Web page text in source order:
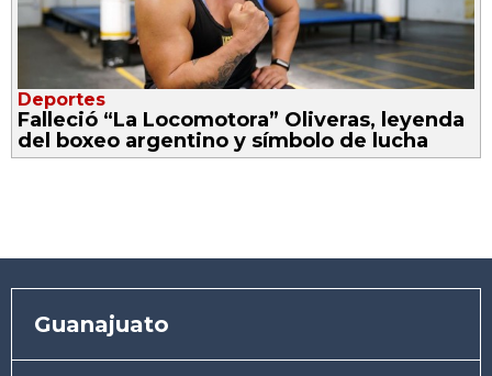
Deportes
Falleció “La Locomotora” Oliveras, leyenda
del boxeo argentino y símbolo de lucha
Guanajuato